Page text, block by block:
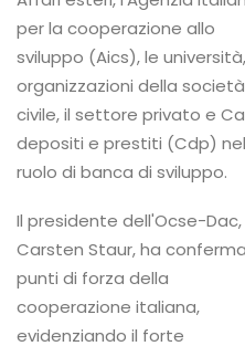
per la cooperazione allo
sviluppo (Aics), le
organizzazioni della società
civile, il settore privato e
depositi e prestiti (Cdp) nel
ruolo di banca di sviluppo.
Il presidente dell'Ocse-Dac,
Carsten Staur, ha
punti di forza della
cooperazione italiana,
evidenziando il forte